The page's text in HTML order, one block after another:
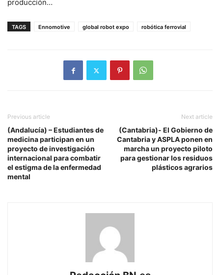
producción…
TAGS Ennomotive global robot expo robótica ferrovial
Previous article
(Andalucía) – Estudiantes de
medicina participan en un
proyecto de investigación
internacional para combatir
el estigma de la enfermedad
mental
Next article
(Cantabria)- El Gobierno de
Cantabria y ASPLA ponen en
marcha un proyecto piloto
para gestionar los residuos
plásticos agrarios